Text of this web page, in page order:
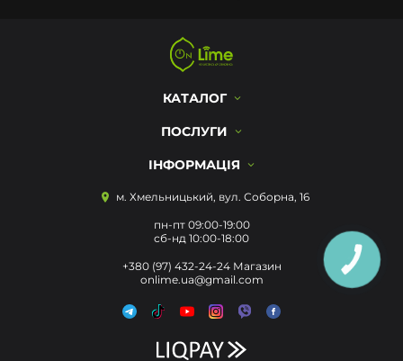
КАТАЛОГ
ПОСЛУГИ
ІНФОРМАЦІЯ
м. Хмельницький, вул. Соборна, 16
пн-пт 09:00-19:00
сб-нд 10:00-18:00
+380 (97) 432-24-24 Магазин
onlime.ua@gmail.com
КНОПКА
ЗВ'ЯЗКУ